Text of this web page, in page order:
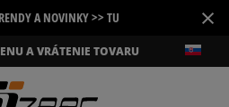
A NOVINKY >> TU ×
A VRÁTENIE TOVARU